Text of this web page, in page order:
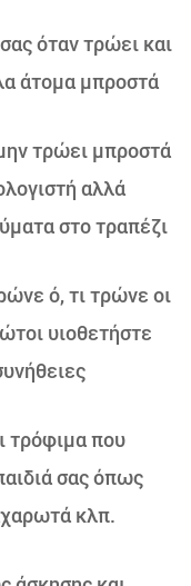
όταν τρώει και
άτομα μπροστά
τρώει μπροστά
αλλά
στο τραπέζι
ό, τι τρώνε οι
υιοθετήστε
τρόφιμα που
σας όπως
κλπ.